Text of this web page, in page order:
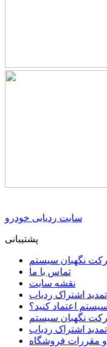
سایت ردیابی خودرو
پشتیبانی
نگهبان سیستم
تماس با ما
نقشه سایت
اعتماد کنید؟
نگهبان سیستم
و مقررات فروشگاه